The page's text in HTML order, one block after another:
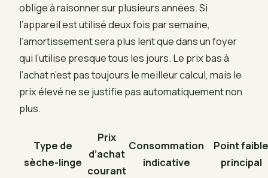
oblige à raisonner sur plusieurs années. Si
l’appareil est utilisé deux fois par semaine,
l’amortissement sera plus lent que dans un foyer
qui l’utilise presque tous les jours. Le prix bas à
l’achat n’est pas toujours le meilleur calcul, mais le
prix élevé ne se justifie pas automatiquement non
plus.
Type de
sèche-linge
Prix
d’achat
courant
Consommation
indicative
Point faible
principal